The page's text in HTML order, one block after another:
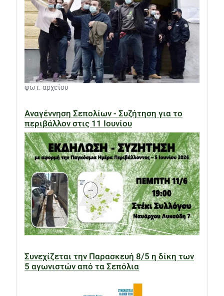
φωτ. αρχείου
Αναγέννηση Σεπολίων - Συζήτηση για το
περιβάλλον στις 11 Ιουνίου
Συνεχίζεται την Παρασκευή 8/5 η δίκη των
5 αγωνιστών από τα Σεπόλια